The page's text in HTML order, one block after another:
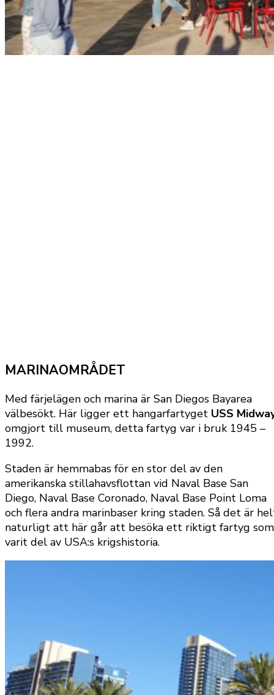
MARINAOMRÅDET
Med färjelägen och marina är San Diegos Bayarea
välbesökt. Här ligger ett hangarfartyget USS
omgjort till museum, detta fartyg var i bruk 1945 –
1992.
Staden är hemmabas för en stor del av den
amerikanska stillahavsflottan vid Naval Base San
Diego, Naval Base Coronado, Naval Base Point Loma
och flera andra marinbaser kring staden. Så det är
naturligt att här går att besöka ett riktigt fartyg som
varit del av USA:s krigshistoria.